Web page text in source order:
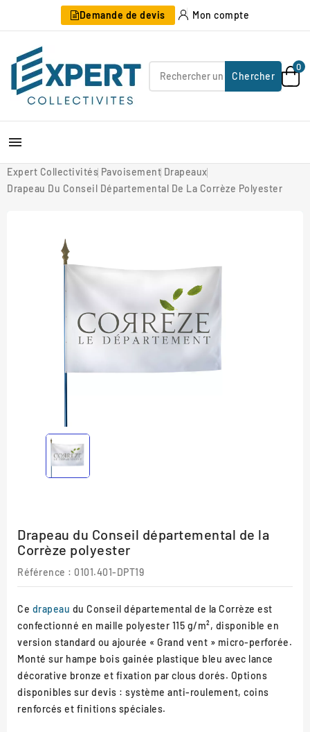
Demande de devis Mon compte
Chercher
0

Expert Collectivités Pavoisement Drapeaux
Drapeau Du Conseil Départemental De La Corrèze Polyester
Drapeau du Conseil départemental de la
Corrèze polyester
Référence : 0101.401-DPT19
Ce drapeau du Conseil départemental de la Corrèze est
confectionné en maille polyester 115 g/m², disponible en
version standard ou ajourée « Grand vent » micro-perforée.
Monté sur hampe bois gainée plastique bleu avec lance
décorative bronze et fixation par clous dorés. Options
disponibles sur devis : système anti-roulement, coins
renforcés et finitions spéciales.